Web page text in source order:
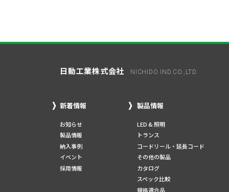
日動工業株式会社 NICHIDO IND.CO.,LTD.
新着情報
お知らせ
製品情報
納入事例
イベント
採用情報
製品情報
LED & 照明
トランス
コードリール・延長コード
その他の製品
カタログ
スペック比較
規格適合品